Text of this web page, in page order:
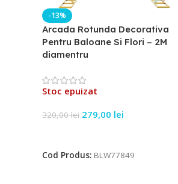
-13%
Arcada Rotunda Decorativa
Pentru Baloane Si Flori – 2M
diamentru
Stoc epuizat
320,00lei 279,00 lei
Cod Produs: BLW77849